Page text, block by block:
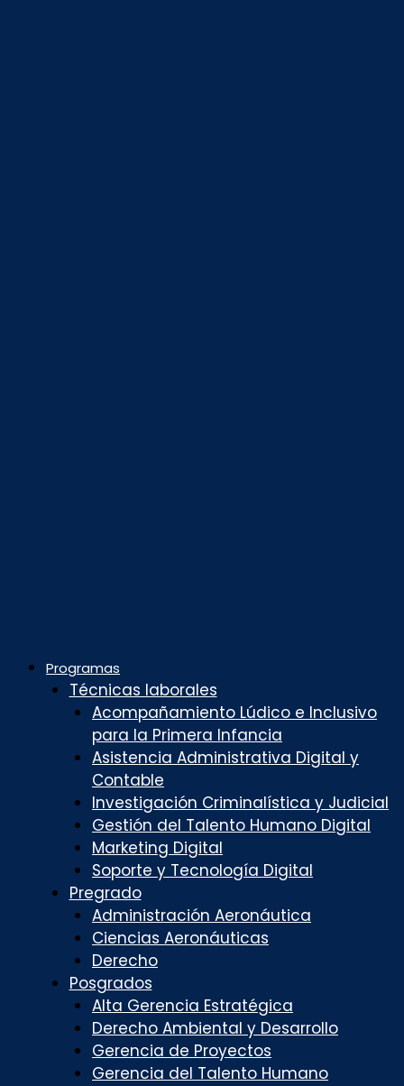
Programas
Técnicas laborales
Acompañamiento Lúdico e Inclusivo
para la Primera Infancia
Asistencia Administrativa Digital y
Contable
Investigación Criminalística y Judicial
Gestión del Talento Humano Digital
Marketing Digital
Soporte y Tecnología Digital
Pregrado
Administración Aeronáutica
Ciencias Aeronáuticas
Derecho
Posgrados
Alta Gerencia Estratégica
Derecho Ambiental y Desarrollo
Gerencia de Proyectos
Gerencia del Talento Humano